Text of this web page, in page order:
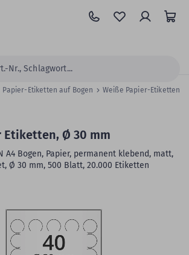
Papier-Etiketten auf Bogen Weiße Papier-Etiketten
Etiketten, Ø 30 mm
A4 Bogen, Papier, permanent klebend, matt,
Ø 30 mm, 500 Blatt, 20.000 Etiketten